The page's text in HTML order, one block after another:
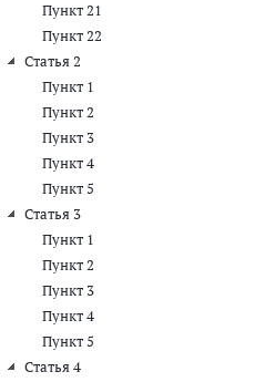
Пункт 21
Пункт 22
Статья 2
Пункт 1
Пункт 2
Пункт 3
Пункт 4
Пункт 5
Статья 3
Пункт 1
Пункт 2
Пункт 3
Пункт 4
Пункт 5
Статья 4